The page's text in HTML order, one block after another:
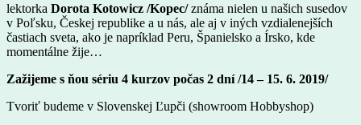
lektorka Dorota Kotowicz /Kopec/známa nielen u našich susedov
v Poľsku, Českej republike a u nás, ale aj v iných vzdialenejších
častiach sveta, ako je napríklad Peru, Španielsko a Írsko, kde
momentálne žije…
Zažijeme s ňou sériu 4 kurzov počas 2 dní /14 – 15. 6. 2019/
Tvoriť budeme v Slovenskej Ľupči (showroom Hobbyshop)